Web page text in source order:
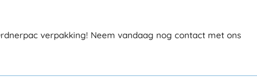
verpakking! Neem vandaag nog contact met ons